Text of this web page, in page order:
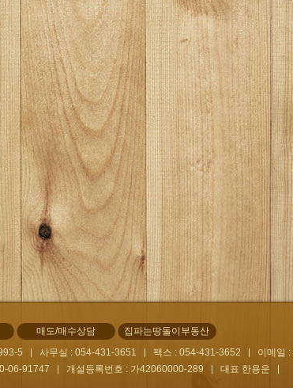
매도/매수상담 집파는땅돌이부동산
5 사무실 : 054-431-3651 팩스 : 054-431-3652 이메일 :
06-91747
개설등록번호 : 가42060000-289 대표 한용운